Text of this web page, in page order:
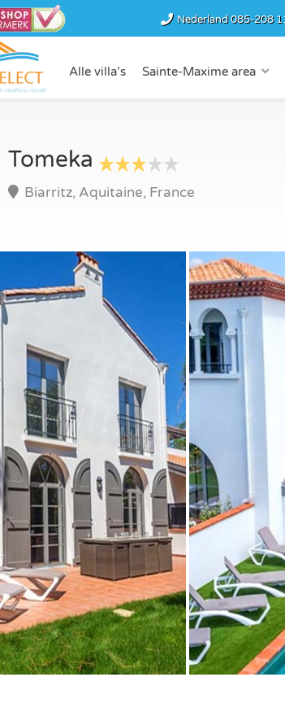
Nederland085-208
Alle villa’s Sainte-Maxime area
Tomeka
Biarritz, Aquitaine, France